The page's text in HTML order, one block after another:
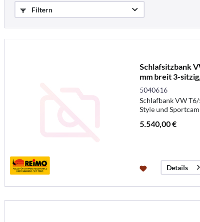
Filtern
Schlafsitzbank
mm breit 3-
5040616
Schlafbank VW
Style und
5.540,00 €
Details